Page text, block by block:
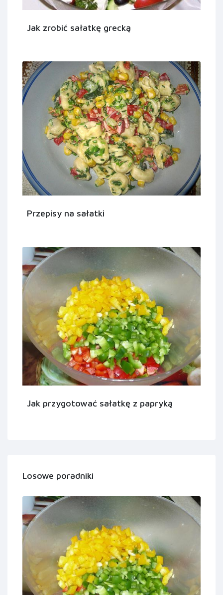
Jak zrobić sałatkę grecką
Przepisy na sałatki
Jak przygotować sałatkę z papryką
Losowe poradniki